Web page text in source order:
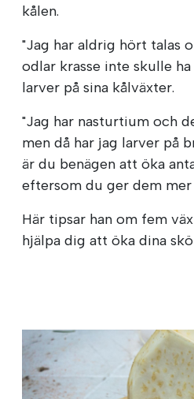
kålen.
"Jag har aldrig hört talas
odlar krasse inte skulle
larver på sina kålväxter.
"Jag har nasturtium och
men då har jag larver på
är du benägen att öka
eftersom du ger dem mer
Här tipsar han om fem
hjälpa dig att öka dina